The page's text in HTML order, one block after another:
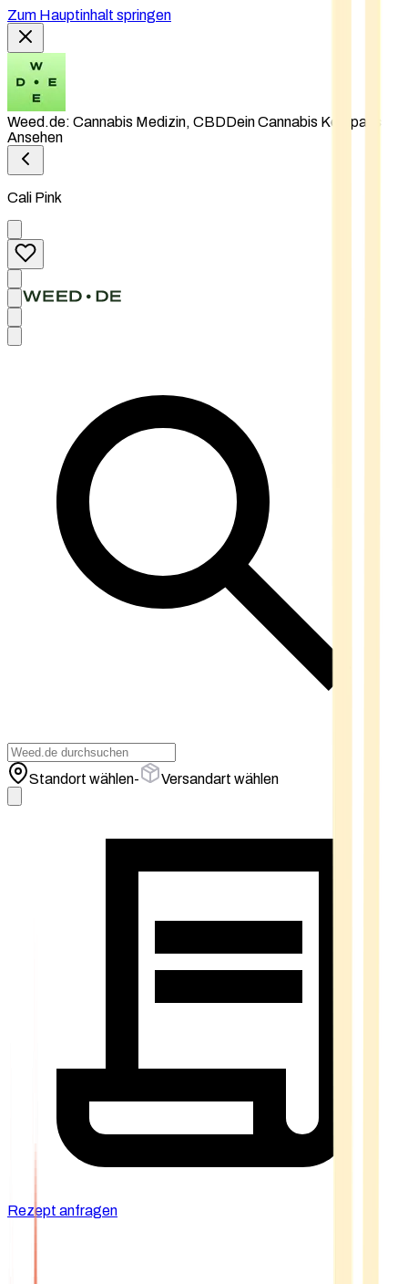
Zum Hauptinhalt springen
Weed.de: Cannabis Medizin, CBDDein Cannabis Kompass
Ansehen
Cali Pink
Standort wählen- Versandart wählen
Rezept anfragen